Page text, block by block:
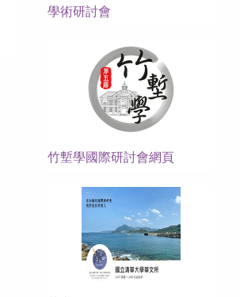
學術研討會
竹塹學國際研討會網頁